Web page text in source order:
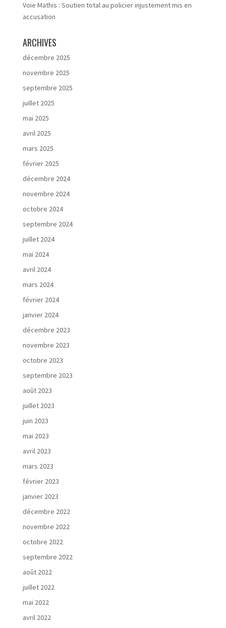
Voie Mathis : Soutien total au policier injustement mis en
accusation
ARCHIVES
décembre 2025
novembre 2025
septembre 2025
juillet 2025
mai 2025
avril 2025
mars 2025
février 2025
décembre 2024
novembre 2024
octobre 2024
septembre 2024
juillet 2024
mai 2024
avril 2024
mars 2024
février 2024
janvier 2024
décembre 2023
novembre 2023
octobre 2023
septembre 2023
août 2023
juillet 2023
juin 2023
mai 2023
avril 2023
mars 2023
février 2023
janvier 2023
décembre 2022
novembre 2022
octobre 2022
septembre 2022
août 2022
juillet 2022
mai 2022
avril 2022